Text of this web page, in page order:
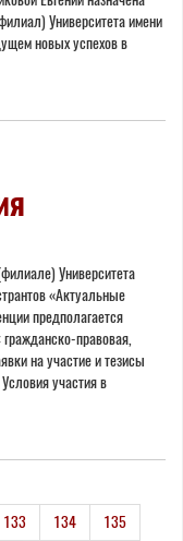
Университета имени
новых успехов в
Университета
«Актуальные
предполагается
правовая,
на участие и тезисы
участия в
133 134
135